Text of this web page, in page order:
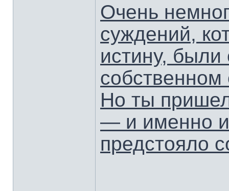
Очень
суждений,
истину,
собственном
Но ты
— и именно
предстояло